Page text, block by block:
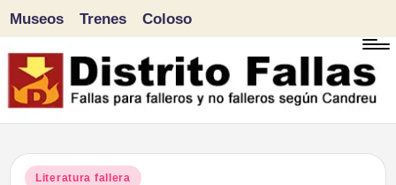
Saltar
al
Museos Trenes Coloso
Publicado
Literatura fallera